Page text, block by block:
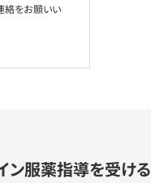
絡をお願いい
ン服薬指導を受ける